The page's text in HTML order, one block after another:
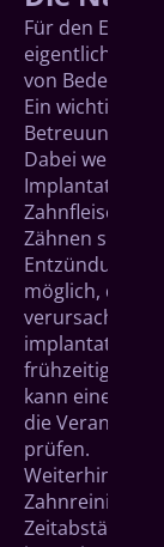
Für den Erfolg
eigentlichen
von Bedeutung.
Ein wichtiger
Betreuung in
Dabei werden
Implantates im
Zahnfleisch
Zähnen sind
Entzündungen
möglich, die
verursacht
frühzeitig
kann eine
die
prüfen.
Weiterhin
Zeitabständen